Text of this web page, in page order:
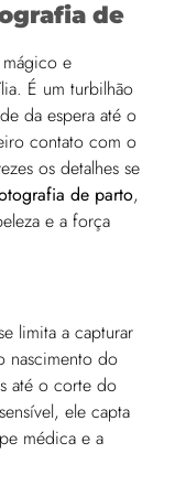
de
e
É um turbilhão
da espera até o
contato com o
os detalhes se
de parto,
e a força
limita a capturar
nascimento do
até o corte do
ele capta
médica e a